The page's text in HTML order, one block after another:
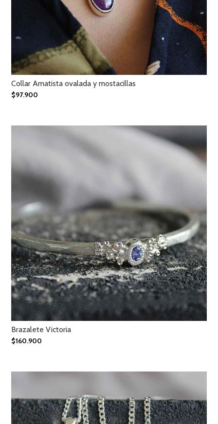
Collar Amatista ovalada y mostacillas
$97.900
Brazalete Victoria
$160.900